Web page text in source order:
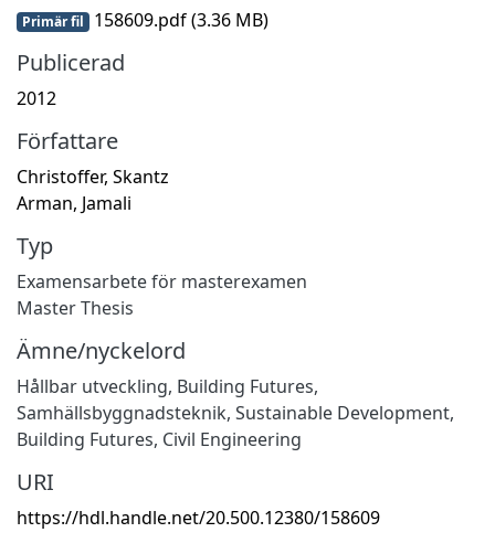
Primär fil 158609.pdf(3.36 MB)
Publicerad
2012
Författare
Christoffer, Skantz
Arman, Jamali
Typ
Examensarbete för masterexamen
Master Thesis
Ämne/nyckelord
Hållbar utveckling, Building Futures,
Samhällsbyggnadsteknik, Sustainable Development,
Building Futures, Civil Engineering
URI
https://hdl.handle.net/20.500.12380/158609